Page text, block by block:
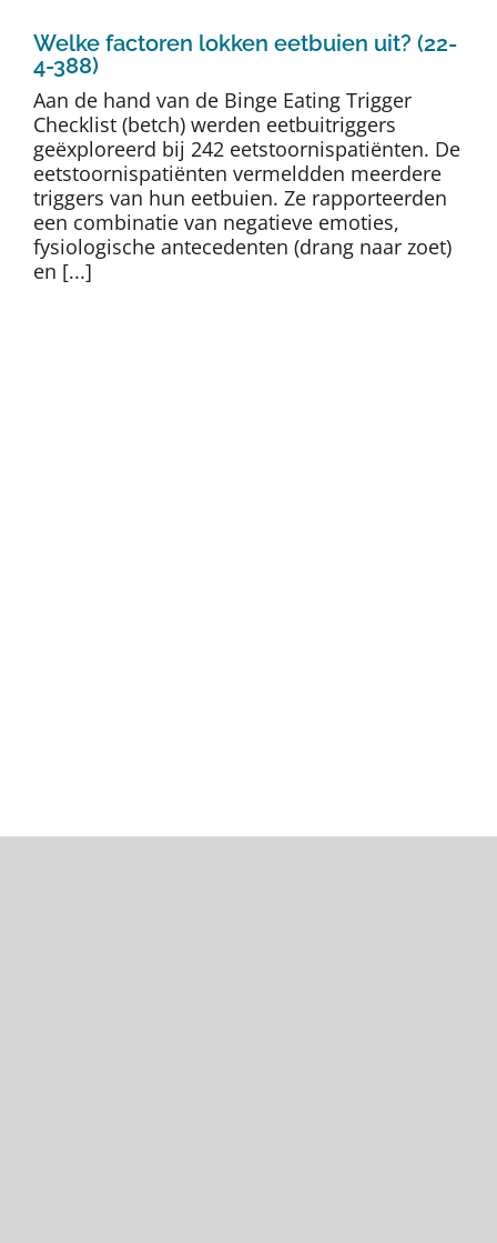
Welke factoren lokken eetbuien uit? (22-
4-388)
Aan de hand van de Binge Eating Trigger
Checklist (betch) werden eetbuitriggers
geëxploreerd bij 242 eetstoornispatiënten. De
eetstoornispatiënten vermeldden meerdere
triggers van hun eetbuien. Ze rapporteerden
een combinatie van negatieve emoties,
fysiologische antecedenten (drang naar zoet)
en [...]